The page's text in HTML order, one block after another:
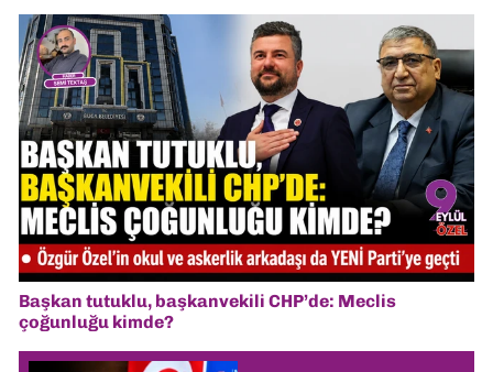
Başkan tutuklu, başkanvekili CHP’de: Meclis
çoğunluğu kimde?